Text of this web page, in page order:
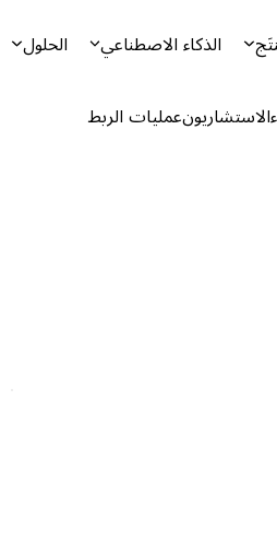
الذكاء الاصطناعي الحلول
الاستشاريونعمليات الربط